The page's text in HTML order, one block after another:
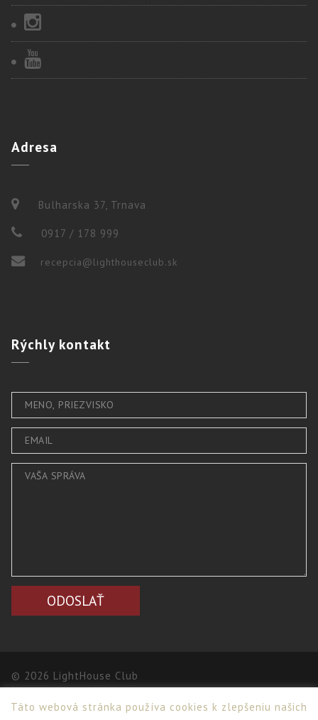
Adresa
Bulharska 37, Trnava
0917 / 178 999
recepcia@lighthouseclub.sk
Rýchlykontakt
© 2026 LightHouse Club
Táto webová stránka používa cookies k zlepšeniu našich